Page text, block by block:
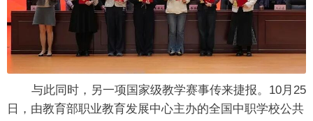
与此同时，另一项国家级教学赛事传来捷报。10月25
日，由教育部职业教育发展中心主办的全国中职学校公共